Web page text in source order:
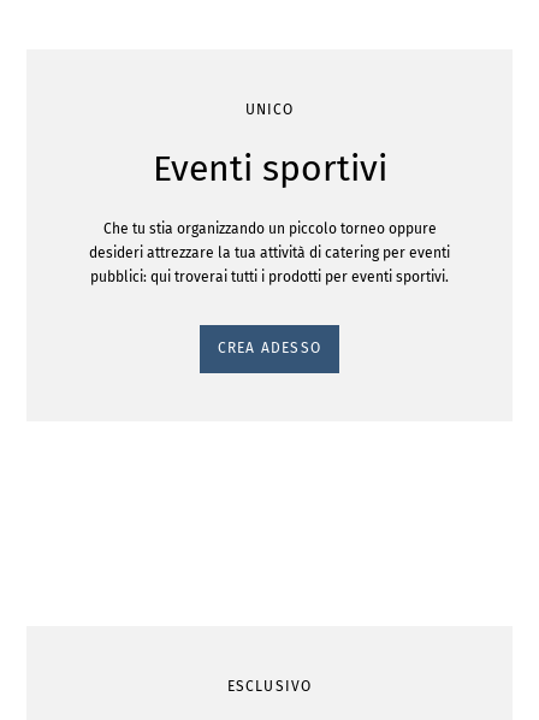
UNICO
Eventi sportivi
Che tu stia organizzando un piccolo torneo oppure
desideri attrezzare la tua attività di catering per eventi
pubblici: qui troverai tutti i prodotti per eventi sportivi.
CREA ADESSO
ESCLUSIVO